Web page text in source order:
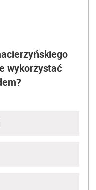
wykorzystać